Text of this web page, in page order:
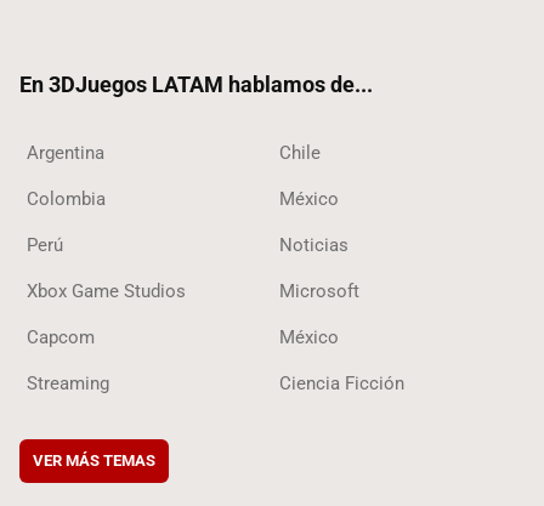
En 3DJuegos LATAM hablamos de...
Argentina Chile
Colombia México
Perú Noticias
Xbox Game Studios Microsoft
Capcom México
Streaming Ciencia Ficción
VER MÁS TEMAS